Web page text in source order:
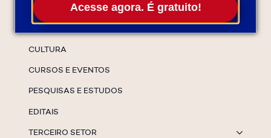
Acesse agora. É gratuito!
CULTURA
CURSOS E EVENTOS
PESQUISAS E ESTUDOS
EDITAIS
TERCEIRO SETOR